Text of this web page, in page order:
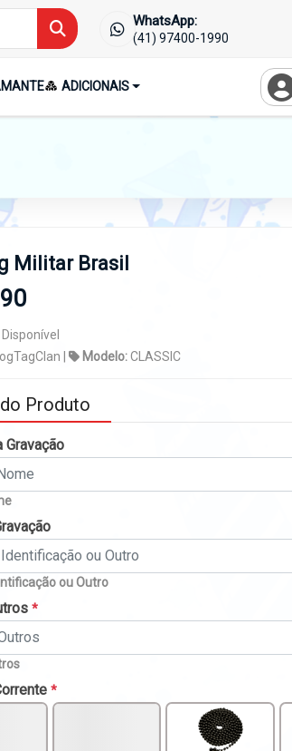
WhatsApp:
(41) 97400-1990
ADICIONAIS
Militar Brasil
Disponível
| Modelo:CLASSIC
Produto
Gravação
ou Outro
*
*